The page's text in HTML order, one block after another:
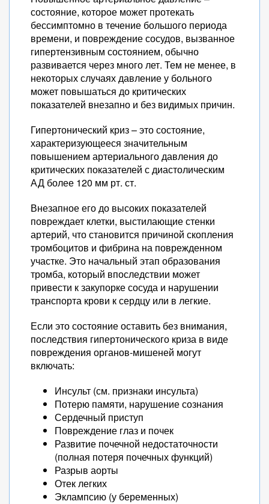
состояние, которое может протекать
бессимптомно в течение большого периода
времени, и повреждение сосудов, вызванное
гипертензивным состоянием, обычно
развивается через много лет. Тем не менее, в
некоторых случаях давление у больного
может повышаться до критических
показателей внезапно и без видимых причин.
Гипертонический криз – это состояние,
характеризующееся значительным
повышением артериального давления до
критических показателей с диастолическим
АД более 120 мм рт. ст.
Внезапное его до высоких показателей
повреждает клетки, выстилающие стенки
артерий, что становится причиной скопления
тромбоцитов и фибрина на поврежденном
участке. Это начальный этап образования
тромба, который впоследствии может
привести к закупорке сосуда и нарушении
транспорта крови к сердцу или в легкие.
Если это состояние оставить без внимания,
последствия гипертонического криза в виде
повреждения органов-мишеней могут
включать:
Инсульт (см. признаки инсульта)
Потерю памяти, нарушение сознания
Сердечный приступ
Повреждение глаз и почек
Развитие почечной недостаточности
(полная потеря почечных функций)
Разрыв аорты
Отек легких
Эклампсию (у беременных)